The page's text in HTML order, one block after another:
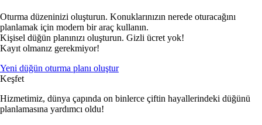
Oturma düzeninizi oluşturun. Konuklarınızın nerede oturacağını
planlamak için modern bir araç kullanın.
Kişisel düğün planınızı oluşturun. Gizli ücret yok!
Kayıt olmanız gerekmiyor!
Yeni düğün oturma planı oluştur
Keşfet
Hizmetimiz, dünya çapında on binlerce çiftin hayallerindeki düğünü
planlamasına yardımcı oldu!